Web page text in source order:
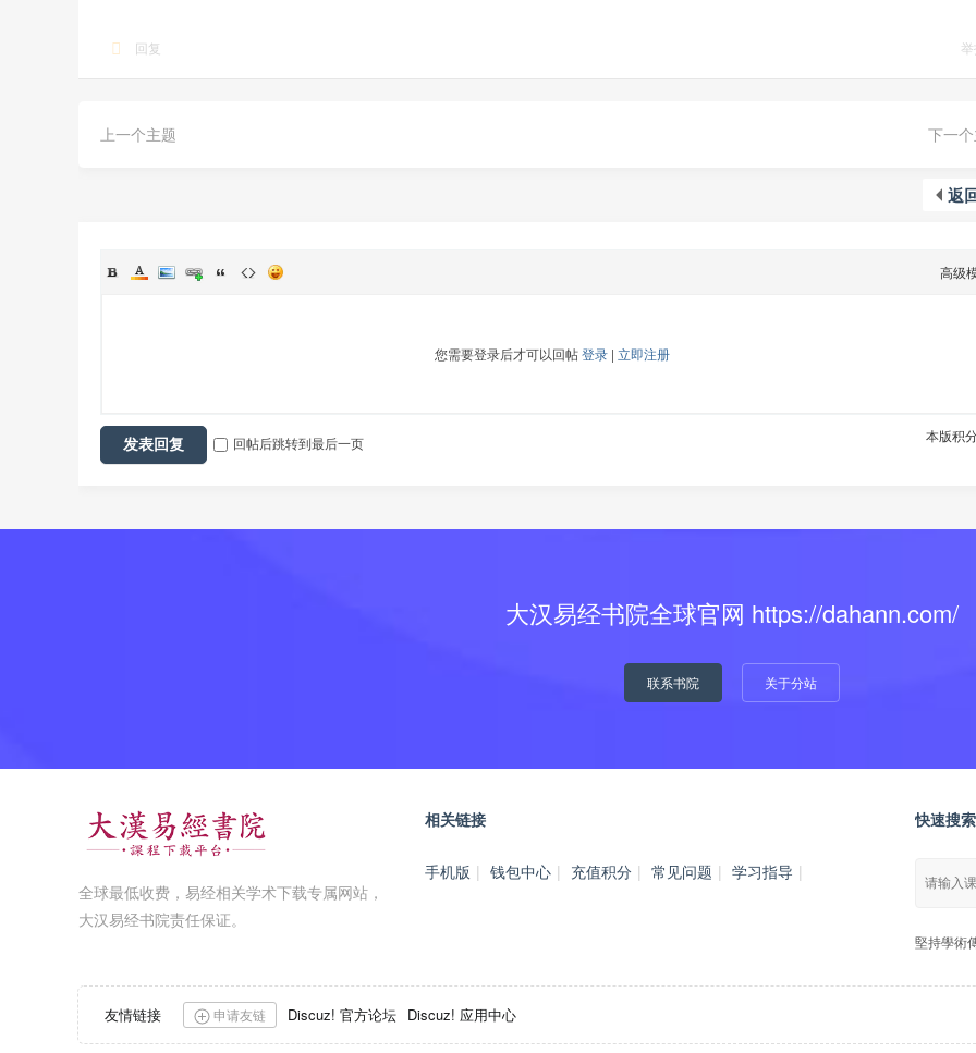
回复
上一个主题 下一
返
高级
您需要登录后才可以回帖登录 | 立即注册
本版积
发表回复 回帖后跳转到最后一页
大汉易经书院全球官网 https://dahann.com/
联系书院 关于分站
全球最低收费，易经相关学术下载专属网站，
大汉易经书院责任保证。
相关链接
手机版 | 钱包中心 | 充值积分 | 常见问题 | 学习指导 |
快速搜索
堅持學術
友情链接 申请友链 Discuz! 官方论坛 Discuz! 应用中心